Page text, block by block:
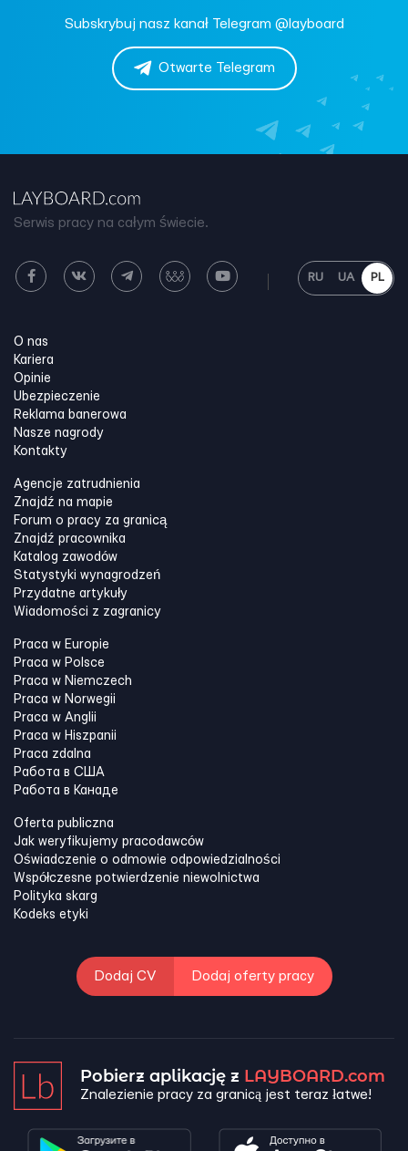
Subskrybuj nasz kanał Telegram @layboard
Otwarte Telegram
Serwis pracy na całym świecie.
RU UA PL
O nas
Kariera
Opinie
Ubezpieczenie
Reklama banerowa
Nasze nagrody
Kontakty
Agencje zatrudnienia
Znajdź na mapie
Forum o pracy za granicą
Znajdź pracownika
Katalog zawodów
Statystyki wynagrodzeń
Przydatne artykuły
Wiadomości z zagranicy
Praca w Europie
Praca w Polsce
Praca w Niemczech
Praca w Norwegii
Praca w Anglii
Praca w Hiszpanii
Praca zdalna
Работа в США
Работа в Канадe
Oferta publiczna
Jak weryfikujemy pracodawców
Oświadczenie o odmowie odpowiedzialności
Współczesne potwierdzenie niewolnictwa
Polityka skarg
Kodeks etyki
Dodaj CV Dodaj oferty pracy
Pobierz aplikację z LAYBOARD.com
Znalezienie pracy za granicą jest teraz łatwe!